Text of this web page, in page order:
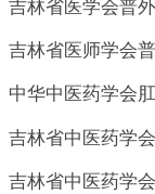
吉林省医学会普
吉林省医师学会
中华中医药学会
吉林省中医药学
吉林省中医药学